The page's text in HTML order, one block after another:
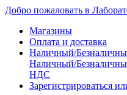
Добро пожаловать в
Магазины
Оплата и доставка
Наличный/
Наличный/
НДС
Зарегистрироваться